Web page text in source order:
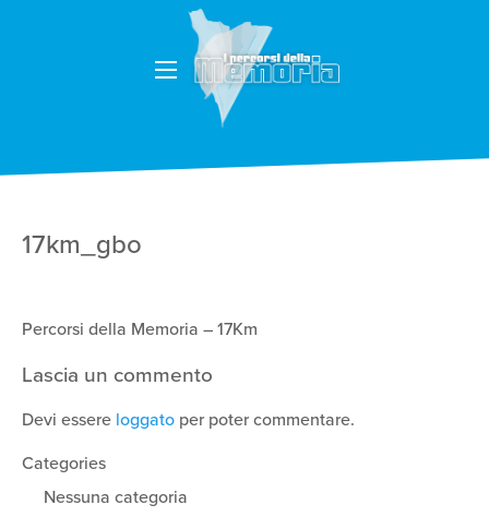
17km_gbo
Percorsi della Memoria – 17Km
Lascia un commento
Devi essere loggato per poter commentare.
Categories
Nessuna categoria